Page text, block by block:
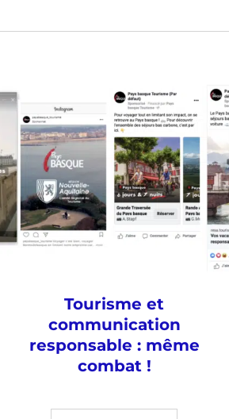
Tourisme et
communication
responsable : même
combat !